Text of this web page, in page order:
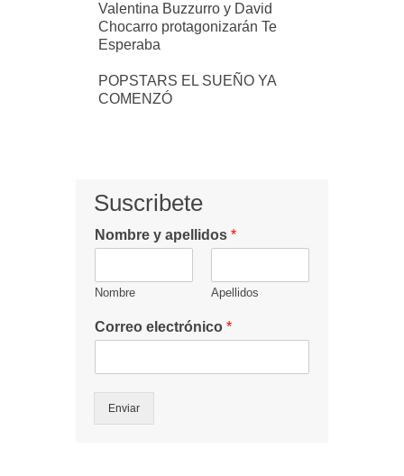
Valentina Buzzurro y David
Chocarro protagonizarán Te
Esperaba
POPSTARS EL SUEÑO YA
COMENZÓ
Suscribete
Nombre y apellidos *
Nombre Apellidos
Correo electrónico *
Enviar